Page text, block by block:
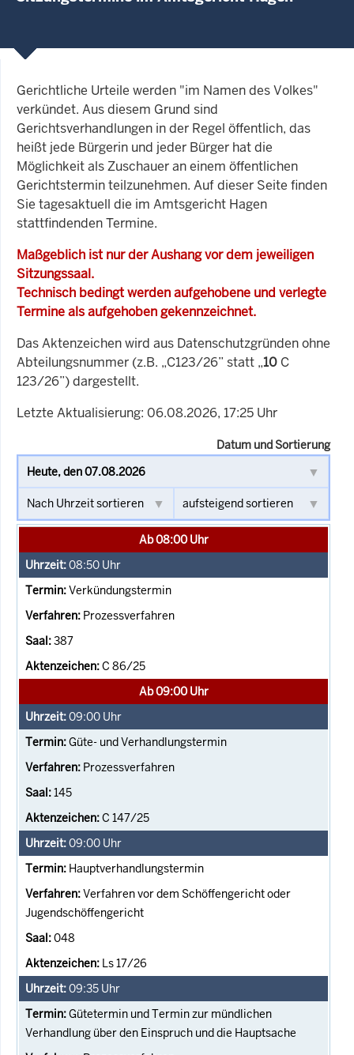
Gerichtliche Urteile werden "im Namen des Volkes"
verkündet. Aus diesem Grund sind
Gerichtsverhandlungen in der Regel öffentlich, das
heißt jede Bürgerin und jeder Bürger hat die
Möglichkeit als Zuschauer an einem öffentlichen
Gerichtstermin teilzunehmen. Auf dieser Seite finden
Sie tagesaktuell die im Amtsgericht Hagen
stattfindenden Termine.
Maßgeblich ist nur der Aushang vor dem jeweiligen
Sitzungssaal.
Technisch bedingt werden aufgehobene und verlegte
Termine als aufgehoben gekennzeichnet.
Das Aktenzeichen wird aus Datenschutzgründen ohne
Abteilungsnummer (z.B. „C123/26” statt „10 C
123/26”) dargestellt.
Letzte Aktualisierung: 06.08.2026, 17:25 Uhr
Datum und Sortierung
Ab 08:00 Uhr
08:50 Uhr
Verkündungstermin
Prozessverfahren
387
C 86/25
Ab 09:00 Uhr
09:00 Uhr
Güte- und Verhandlungstermin
Prozessverfahren
145
C 147/25
09:00 Uhr
Hauptverhandlungstermin
Verfahren vor dem Schöffengericht oder
Jugendschöffengericht
048
Ls 17/26
09:35 Uhr
Gütetermin und Termin zur mündlichen
Verhandlung über den Einspruch und die Hauptsache